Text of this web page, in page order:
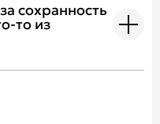
сохранность
то из